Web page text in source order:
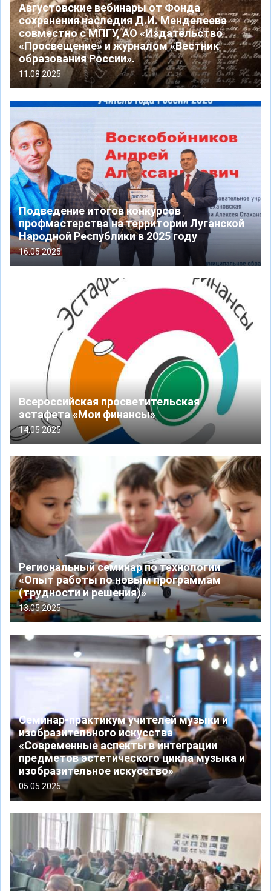
Августовские вебинары от Фонда
сохранения наследия Д.И. Менделеева
совместно с МПГУ, АО «Издательство
«Просвещение» и журналом «Вестник
образования России».
11.08.2025
Подведение итогов конкурсов
профмастерства на территории Луганской
Народной Республики в 2025 году
16.05.2025
Всероссийская просветительская
эстафета «Мои финансы»
14.05.2025
Региональный семинар по технологии
«Опыт работы по новым программам
(трудности и решения)»
13.05.2025
Семинар-практикум учителей музыки и
изобразительного искусства
«Современные аспекты в интеграции
предметов эстетического цикла музыка и
изобразительное искусство»
05.05.2025